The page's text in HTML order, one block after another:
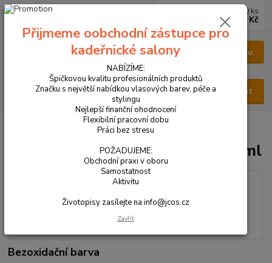
Menu
Hledat
0 ks
0 Kč
VŠECHNY PRODUKTY COLORSPLASH Turquoise 100 ml
COLORSPLASH Turquoise 100 ml
Bezoxidační barva
Přijmeme oobchodní zástupce pro
kadeřnické salony
NABÍZÍME:
Špičkovou kvalitu profesionálních produktů
Značku s největší nabídkou vlasových barev, péče a
stylingu
Nejlepší finanční ohodnocení
Flexibilní pracovní dobu
Práci bez stresu
POŽADUJEME:
Obchodní praxi v oboru
Samostatnost
Aktivitu
Životopisy zasílejte na info@jcos.cz
Zavřít